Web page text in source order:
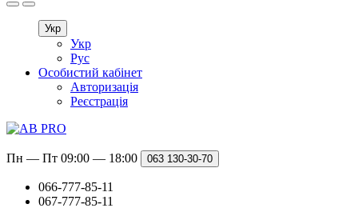
Укр
Укр
Рус
Особистий кабінет
Авторизація
Реєстрація
Пн — Пт 09:00 — 18:00 063 130-30-70
066-777-85-11
067-777-85-11